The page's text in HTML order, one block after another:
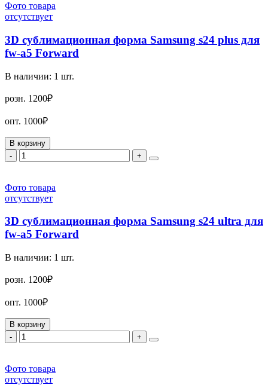
Фото товара
отсутствует
3D сублимационная форма Samsung s24 plus для
fw-a5 Forward
В наличии: 1 шт.
розн. 1200₽
опт. 1000₽
В корзину
-
+
Фото товара
отсутствует
3D сублимационная форма Samsung s24 ultra для
fw-a5 Forward
В наличии: 1 шт.
розн. 1200₽
опт. 1000₽
В корзину
-
+
Фото товара
отсутствует